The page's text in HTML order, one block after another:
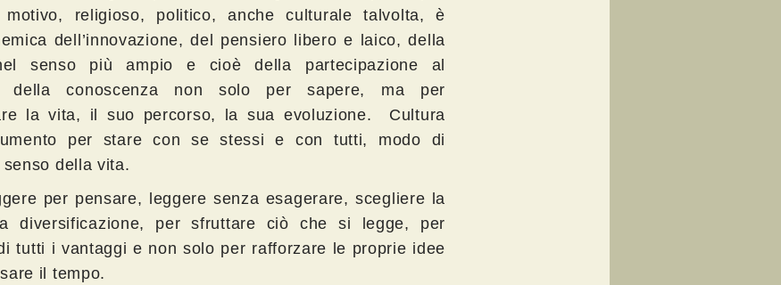
motivo, religioso, politico, anche culturale talvolta, è
dell’innovazione, del pensiero libero e laico, della
senso più ampio e cioè della partecipazione al
della conoscenza non solo per sapere, ma per
la vita, il suo percorso, la sua evoluzione. Cultura
per stare con se stessi e con tutti, modo di
della vita.
per pensare, leggere senza esagerare, scegliere la
diversificazione, per sfruttare ciò che si legge, per
tutti i vantaggi e non solo per rafforzare le proprie idee
il tempo.